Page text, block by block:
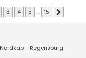
15
3 4 5 … 15
- Regensburg